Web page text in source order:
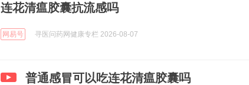
连花清瘟胶囊抗流感吗
网易号 寻医问药网健康专栏 2026-08-07
普通感冒可以吃连花清瘟胶囊吗